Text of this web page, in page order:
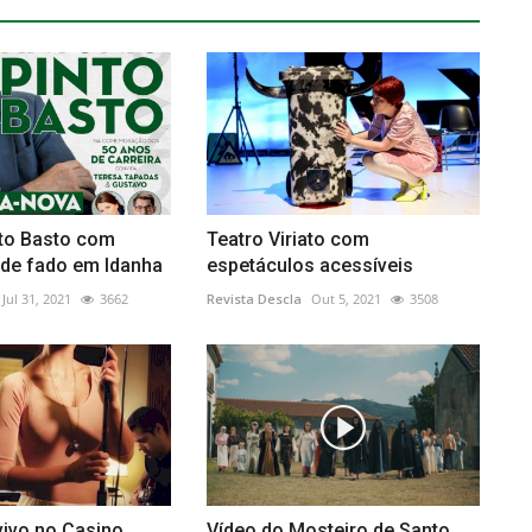
Basto com
fado em Idanha
Jul 31, 2021 3662
Teatro Viriato com
espetáculos acessíveis
Revista Descla Out 5, 2021 3508